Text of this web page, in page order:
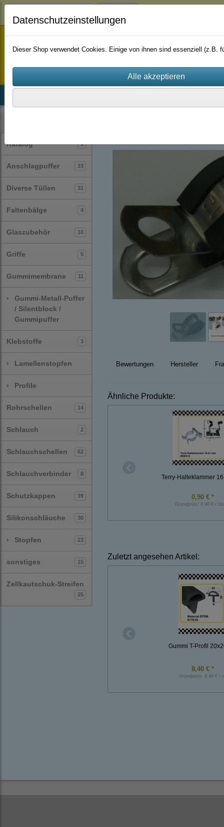
staufenbiel-berlin
Katalog 1
Anschlagpuffer 33
Diverse Tüllen 31
Faltenbälge 4
Glaszubehör 10
Griffe 5
Gummimembrane 11
›
Gummi-Metall-Puffer
/ Silentblock /
Gummipuffer
Klebstoffe 3
› Lamellenstopfen
› Profile
Rohrschellen 14
Schlauch 2
Schlauchschellen 62
Schlauchverbinder 8
Schutzkappen 39
Silikonschläuche 30
› Stopfen 23
sonstiges 15
Zellkautschuk-Streifen
25
Bewertungen Hersteller
Ähnliche Produkte:
Terry-Halteklammer
0,90 € *
Grundpreis: 0,90 € /
Zuletzt angesehen Artikel:
Gummi T-Profil
8,40 € *
Grundpreis: 8,40 € /
Datenschutzeinstellungen
Dieser Shop verwendet Cookies. Einige von ihnen sind essenziell (z.B.